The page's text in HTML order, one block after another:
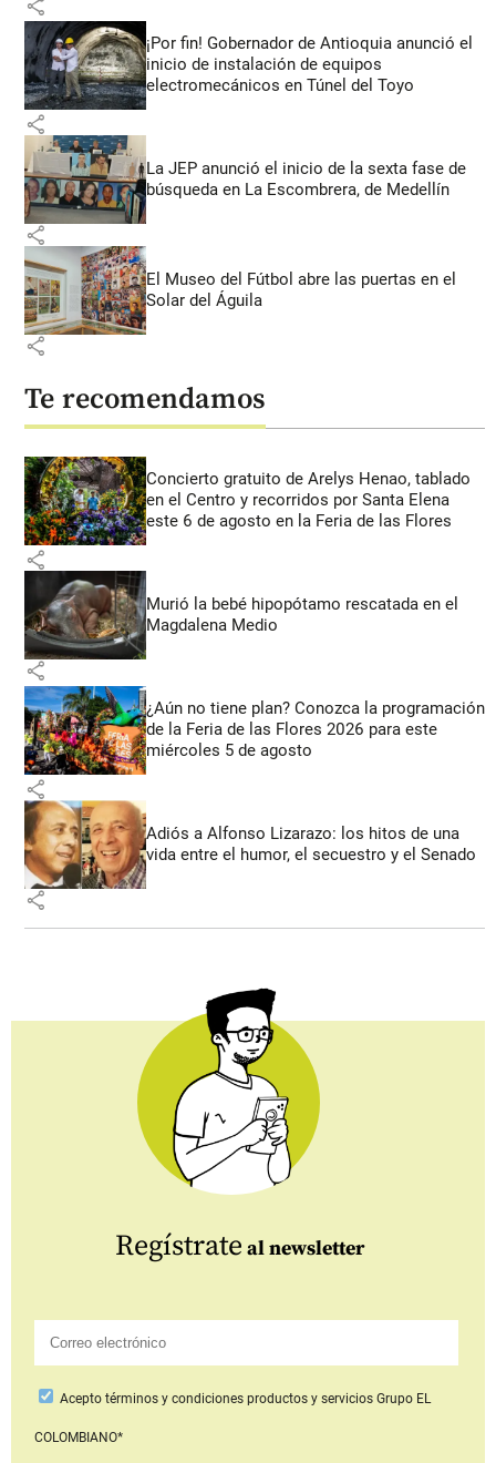
share
¡Por fin! Gobernador de Antioquia anunció el
inicio de instalación de equipos
electromecánicos en Túnel del Toyo
share
La JEP anunció el inicio de la sexta fase de
búsqueda en La Escombrera, de Medellín
share
El Museo del Fútbol abre las puertas en el
Solar del Águila
share
Te recomendamos
Concierto gratuito de Arelys Henao, tablado
en el Centro y recorridos por Santa Elena
este 6 de agosto en la Feria de las Flores
share
Murió la bebé hipopótamo rescatada en el
Magdalena Medio
share
¿Aún no tiene plan? Conozca la programación
de la Feria de las Flores 2026 para este
miércoles 5 de agosto
share
Adiós a Alfonso Lizarazo: los hitos de una
vida entre el humor, el secuestro y el Senado
share
Regístrate al newsletter
Aceptotérminos y condiciones productos y serviciosGrupo EL
COLOMBIANO*